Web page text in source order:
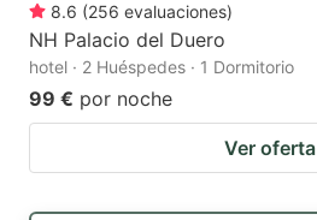
8.6 (256 evaluaciones)
NH Palacio del Duero
hotel · 2 Huéspedes · 1 Dormitorio
99 € por noche
Ver oferta